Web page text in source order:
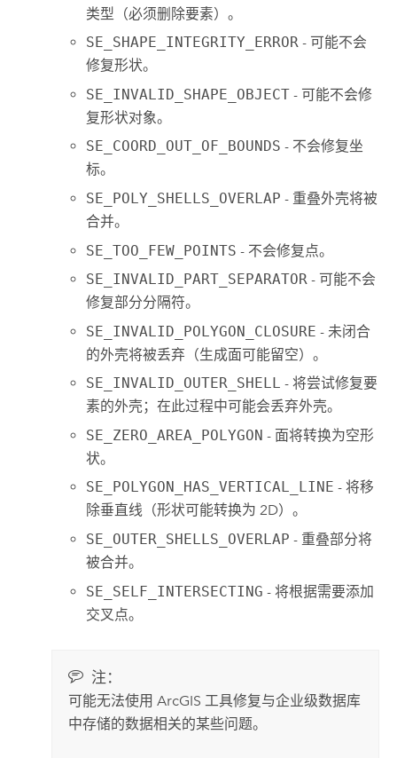
类型（必须删除要素）。
SE_SHAPE_INTEGRITY_ERROR - 可能不会
修复形状。
SE_INVALID_SHAPE_OBJECT - 可能不会修
复形状对象。
SE_COORD_OUT_OF_BOUNDS - 不会修复坐
标。
SE_POLY_SHELLS_OVERLAP - 重叠外壳将被
合并。
SE_TOO_FEW_POINTS - 不会修复点。
SE_INVALID_PART_SEPARATOR - 可能不会
修复部分分隔符。
SE_INVALID_POLYGON_CLOSURE - 未闭合
的外壳将被丢弃（生成面可能留空）。
SE_INVALID_OUTER_SHELL - 将尝试修复要
素的外壳；在此过程中可能会丢弃外壳。
SE_ZERO_AREA_POLYGON - 面将转换为空形
状。
SE_POLYGON_HAS_VERTICAL_LINE - 将移
除垂直线（形状可能转换为 2D）。
SE_OUTER_SHELLS_OVERLAP - 重叠部分将
被合并。
SE_SELF_INTERSECTING - 将根据需要添加
交叉点。
注：
可能无法使用 ArcGIS 工具修复与企业级数据库
中存储的数据相关的某些问题。